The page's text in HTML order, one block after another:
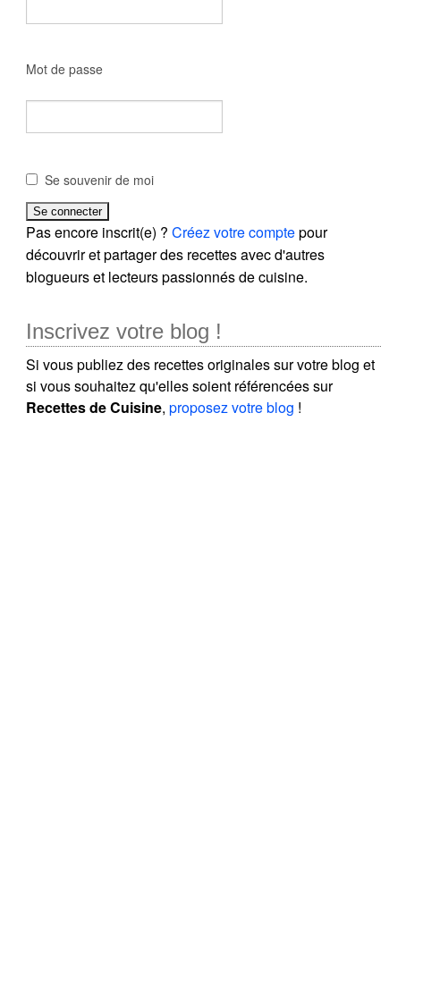
Mot de passe
Se souvenir de moi
Pas encore inscrit(e) ?Créez votre comptepour
découvrir et partager des recettes avec d'autres
blogueurs et lecteurs passionnés de cuisine.
Inscrivez votre blog !
Si vous publiez des recettes originales sur votre blog et
si vous souhaitez qu'elles soient référencées sur
Recettes de Cuisine,proposez votre blog !